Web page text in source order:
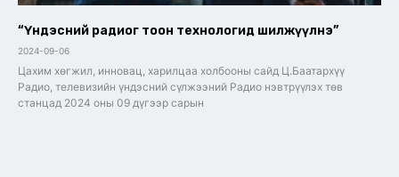
“Үндэсний радиог тоон технологид шилжүүлнэ”
2024-09-06
Цахим хөгжил, инновац, харилцаа холбооны сайд Ц.Баатархүү
Радио, телевизийн үндэсний сүлжээний Радио нэвтрүүлэх төв
станцад 2024 оны 09 дүгээр сарын